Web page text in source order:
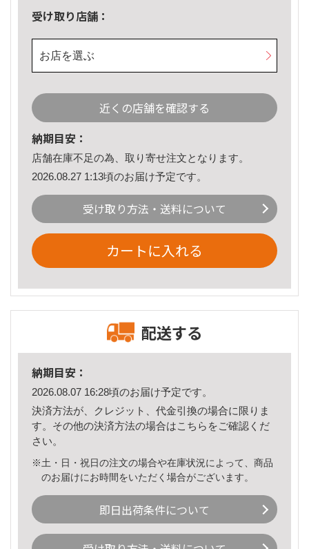
受け取り店舗：
お店を選ぶ
近くの店舗を確認する
納期目安：
店舗在庫不足の為、取り寄せ注文となります。
2026.08.27 1:13頃のお届け予定です。
受け取り方法・送料について
カートに入れる
配送する
納期目安：
2026.08.07 16:28頃のお届け予定です。
決済方法が、クレジット、代金引換の場合に限りま
す。その他の決済方法の場合はこちら をご確認くだ
さい。
※土・日・祝日の注文の場合や在庫状況によって、商品
のお届けにお時間をいただく場合がございます。
即日出荷条件について